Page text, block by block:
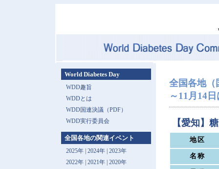
全国各地（
～11月14
【愛知】
地区
名称
World Diabetes Day
WDD趣旨
WDDとは
WDD国連決議（PDF）
WDD実行委員会
全国各地の関連イベント
2025年| 2024年| 2023年
2022年| 2021年| 2020年